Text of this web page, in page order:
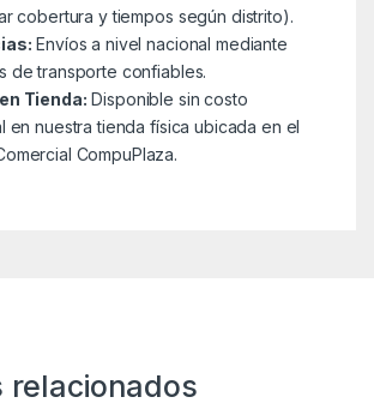
cobertura y tiempos según distrito).
Envíos a nivel nacional mediante
de transporte confiables.
Tienda: Disponible sin costo
en nuestra tienda física ubicada en el
CompuPlaza.
relacionados